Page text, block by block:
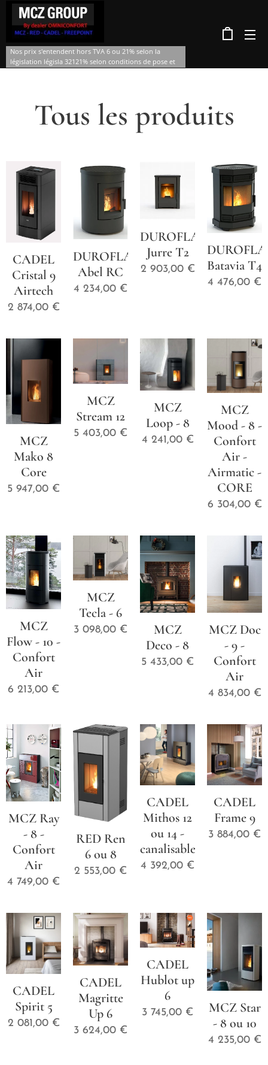
Nos prix s'entendent hors TVA 6 ou 21% selon la
législation législa 32121% selon conditions de pose et
Tous les produits
CADEL
Cristal 9
Airtech
2 874,00€
DUROFLAME
Abel RC
4 234,00 €
DUROFLAME
Jurre T2
2 903,00€
Batavia T4
4 476,00 €
MCZ
Mako 8
Core
5 947,00 €
MCZ
Stream 12
5 403,00 €
MCZ
Loop - 8
4 241,00€
MCZ
Mood - 8 -
Confort
Air -
Airmatic -
CORE
6 304,00€
MCZ
Flow - 10 -
Confort
Air
6 213,00 €
MCZ
Tecla - 6
3 098,00 €
MCZ
Deco - 8
5 433,00 €
MCZ Doc
- 9 -
Confort
Air
4 834,00€
MCZ Ray
- 8 -
Confort
Air
4 749,00 €
RED Ren
6 ou 8
2 553,00 €
CADEL
Mithos 12
ou 14 -
canalisable
4 392,00 €
CADEL
Frame 9
3 884,00 €
CADEL
Spirit 5
2 081,00€
CADEL
Magritte
Up 6
3 624,00 €
CADEL
Hublot up
6
3 745,00 €
MCZ Star
- 8 ou 10
4 235,00€